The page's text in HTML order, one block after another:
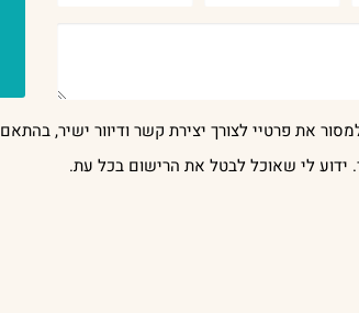
את פרטיי לצורך יצירת קשר ודיוור ישיר, בהתאם
לי שאוכל לבטל את הרישום בכל עת.